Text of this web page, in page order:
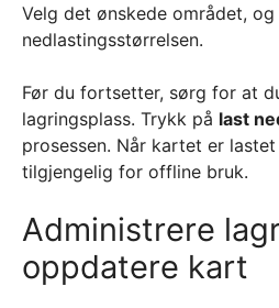
Velg det ønskede området,
nedlastingsstørrelsen.
Før du fortsetter, sørg for at
lagringsplass. Trykk på last
prosessen. Når kartet er
tilgjengelig for offline bruk.
Administrere
oppdatere kart